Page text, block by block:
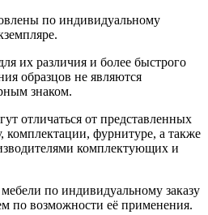
по индивидуальному
их различия и более быстрого
образцов не являются
знаком.
отличаться от представленных
комплектации, фурнитуре, а также
комплектующих и
по индивидуальному заказу
по возможности её применения.